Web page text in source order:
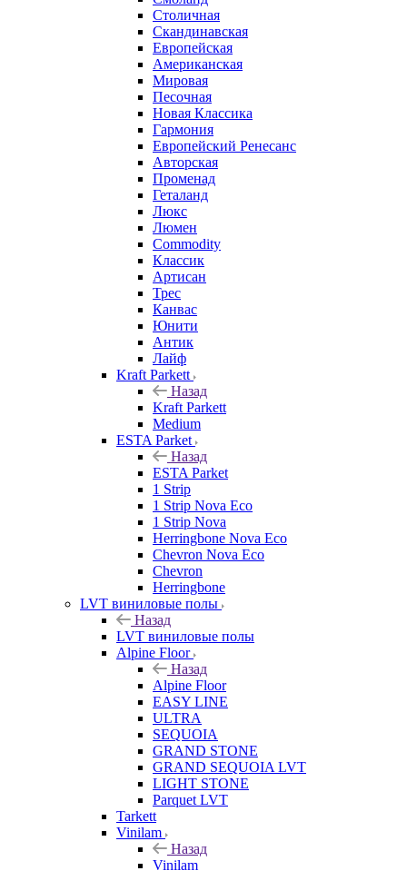
Столичная
Скандинавская
Европейская
Американская
Мировая
Песочная
Новая Классика
Гармония
Европейский Ренесанс
Авторская
Променад
Геталанд
Люкс
Люмен
Commodity
Классик
Артисан
Трес
Канвас
Юнити
Антик
Лайф
Kraft Parkett
Назад
Kraft Parkett
Medium
ESTA Parket
Назад
ESTA Parket
1 Strip
1 Strip Nova Eco
1 Strip Nova
Herringbone Nova Eco
Chevron Nova Eco
Chevron
Herringbone
LVT виниловые полы
Назад
LVT виниловые полы
Alpine Floor
Назад
Alpine Floor
EASY LINE
ULTRA
SEQUOIA
GRAND STONE
GRAND SEQUOIA LVT
LIGHT STONE
Parquet LVT
Tarkett
Vinilam
Назад
Vinilam